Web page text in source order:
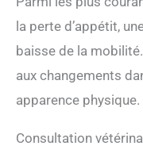
la perte d’appétit,
baisse de la
aux changements
apparence physique.
Consultation